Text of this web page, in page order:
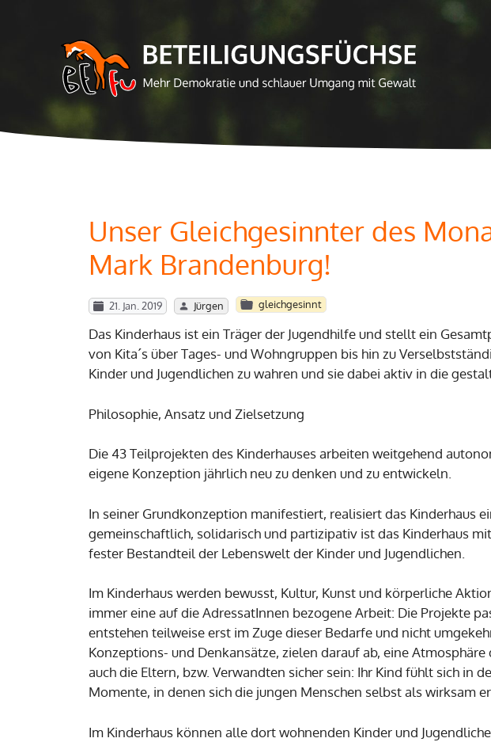
Unser Gleichgesinnter des
Mark Brandenburg!
21. Jan. 2019 Jürgen gleichgesinnt
Das Kinderhaus ist ein Träger der Jugendhilfe und stellt ein
von Kita´s über Tages- und Wohngruppen bis hin zu
Kinder und Jugendlichen zu wahren und sie dabei aktiv in die
Philosophie, Ansatz und Zielsetzung
Die 43 Teilprojekten des Kinderhauses arbeiten weitgehend
eigene Konzeption jährlich neu zu denken und zu entwickeln.
In seiner Grundkonzeption manifestiert, realisiert das Kinderhaus
gemeinschaftlich, solidarisch und partizipativ ist das Kinderhaus
fester Bestandteil der Lebenswelt der Kinder und Jugendlichen.
Im Kinderhaus werden bewusst, Kultur, Kunst und körperliche
immer eine auf die AdressatInnen bezogene Arbeit: Die Projekte
entstehen teilweise erst im Zuge dieser Bedarfe und nicht
Konzeptions- und Denkansätze, zielen darauf ab, eine
auch die Eltern, bzw. Verwandten sicher sein: Ihr Kind fühlt sich in
Momente, in denen sich die jungen Menschen selbst als wirksam
Im Kinderhaus können alle dort wohnenden Kinder und